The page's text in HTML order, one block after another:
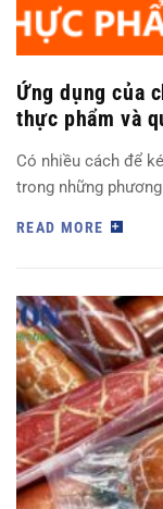
Ứng dụng của
thực phẩm và
Có nhiều cách để
trong những
READ MORE